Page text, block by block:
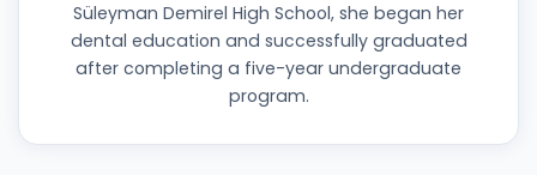
Süleyman Demirel High School, she began her
dental education and successfully graduated
after completing a five-year undergraduate
program.